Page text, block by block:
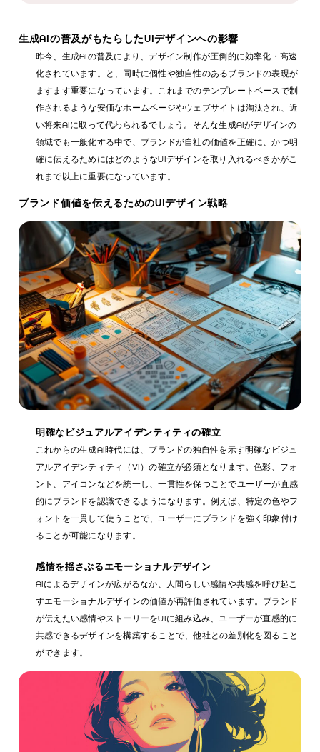
生成AIの普及がもたらしたUIデザインへの影響
昨今、生成AIの普及により、デザイン制作が圧倒的に効率化・高速
化されています。と、同時に個性や独自性のあるブランドの表現が
ますます重要になっています。これまでのテンプレートベースで制
作されるような安価なホームページやウェブサイトは淘汰され、近
い将来AIに取って代わられるでしょう。そんな生成AIがデザインの
領域でも一般化する中で、ブランドが自社の価値を正確に、かつ明
確に伝えるためにはどのようなUIデザインを取り入れるべきかがこ
れまで以上に重要になっています。
ブランド価値を伝えるためのUIデザイン戦略
明確なビジュアルアイデンティティの確立
これからの生成AI時代には、ブランドの独自性を示す明確なビジュ
アルアイデンティティ（VI）の確立が必須となります。色彩、フォ
ント、アイコンなどを統一し、一貫性を保つことでユーザーが直感
的にブランドを認識できるようになります。例えば、特定の色やフ
ォントを一貫して使うことで、ユーザーにブランドを強く印象付け
ることが可能になります。
感情を揺さぶるエモーショナルデザイン
AIによるデザインが広がるなか、人間らしい感情や共感を呼び起こ
すエモーショナルデザインの価値が再評価されています。ブランド
が伝えたい感情やストーリーをUIに組み込み、ユーザーが直感的に
共感できるデザインを構築することで、他社との差別化を図ること
ができます。